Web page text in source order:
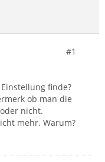
#1
finde?
ob man die
nicht.
mehr. Warum?